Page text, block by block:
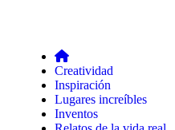
Creatividad
Inspiración
Lugares increíbles
Inventos